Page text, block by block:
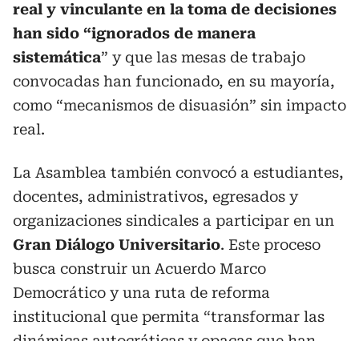
real y vinculante en la toma de decisiones
han sido “ignorados de manera
sistemática” y que las mesas de trabajo
convocadas han funcionado, en su mayoría,
como “mecanismos de disuasión” sin impacto
real.
La Asamblea también convocó a estudiantes,
docentes, administrativos, egresados y
organizaciones sindicales a participar en un
Gran Diálogo Universitario. Este proceso
busca construir un Acuerdo Marco
Democrático y una ruta de reforma
institucional que permita “transformar las